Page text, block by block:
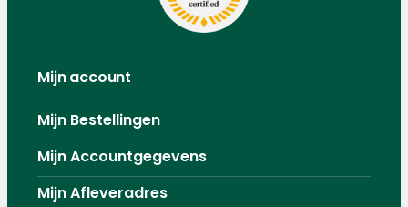
Mijn account
Mijn Bestellingen
Mijn Accountgegevens
Mijn Afleveradres